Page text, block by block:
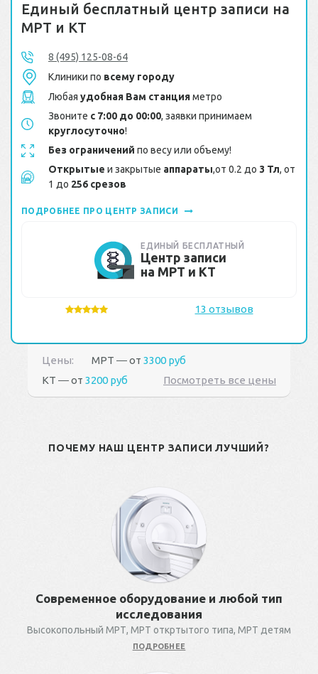
Единый бесплатный центр записи на
МРТ и КТ
8 (495) 125-08-64
Клиники по всему городу
Любая удобная Вам станцияметро
Звоните с 7:00 до 00:00, заявки принимаем
круглосуточно!
Без ограничений по весу или объему!
Открытые и закрытые аппараты,от 0.2 до 3 Тл, от
1 до 256 срезов
ПОДРОБНЕЕ ПРО ЦЕНТР ЗАПИСИ
ЕДИНЫЙ БЕСПЛАТНЫЙ
Центр записи
на МРТ и КТ
13 отзывов
Цены: МРТ ― от 3300 руб
КТ ― от 3200 руб Посмотреть все цены
ПОЧЕМУ НАШ ЦЕНТР ЗАПИСИ ЛУЧШИЙ?
Современное оборудование и любой тип
исследования
Высокопольный МРТ, МРТ откртытого типа, МРТ детям
ПОДРОБНЕЕ